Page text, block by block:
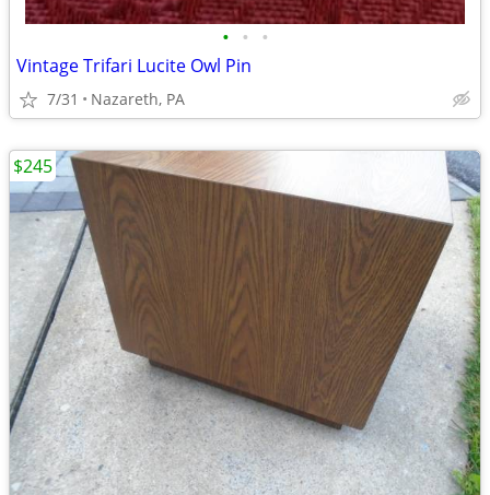
• • •
Vintage Trifari Lucite Owl Pin
7/31 Nazareth, PA
$245